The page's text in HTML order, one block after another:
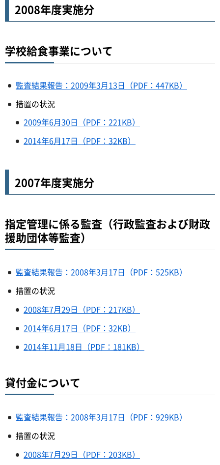
2008年度実施分
学校給食事業について
監査結果報告：2009年3月13日（PDF：447KB）
措置の状況
2009年6月30日（PDF：221KB）
2014年6月17日（PDF：32KB）
2007年度実施分
指定管理に係る監査（行政監査および財政
援助団体等監査）
監査結果報告：2008年3月17日（PDF：525KB）
措置の状況
2008年7月29日（PDF：217KB）
2014年6月17日（PDF：32KB）
2014年11月18日（PDF：181KB）
貸付金について
監査結果報告：2008年3月17日（PDF：929KB）
措置の状況
2008年7月29日（PDF：203KB）